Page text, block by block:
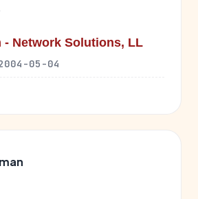
- Network Solutions, LL
05-04